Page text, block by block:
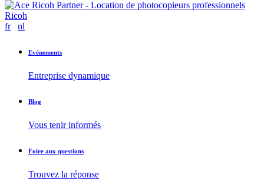
fr nl
Evénements
Entreprise dynamique
Blog
Vous tenir informés
Foire aux questions
Trouvez la réponse